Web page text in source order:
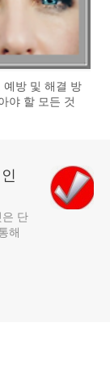
예방 및 해결 방
야 할 모든 것
은 단
해